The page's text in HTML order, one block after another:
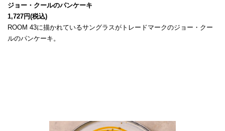
ROOM 43に描かれているサングラスがトレードマークのジョー・クー
ルのパンケーキ。